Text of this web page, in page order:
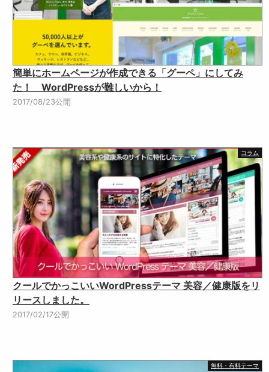
簡単にホームページが作成できる「グーペ」にしてみ
た！ WordPressが難しいから！
2017/08/23公開
コラム
クールでかっこいいWordPressテーマ 美容／健康版をリ
リースしました。
2017/02/17公開
無料・有料テーマ